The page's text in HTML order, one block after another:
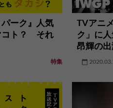
パーク』人気
コト？ それ
特集
TVアニ
ク」に
昂輝の